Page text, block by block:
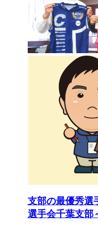
支部の最優秀選
選手会千葉支部